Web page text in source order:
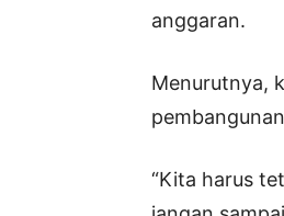
anggaran.
Menurutnya,
“Kita harus